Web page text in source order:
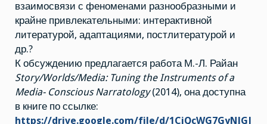
взаимосвязи с феноменами разнообразными и
крайне привлекательными: интерактивной
литературой, адаптациями, постлитературой и
др.?
К обсуждению предлагается работа М.-Л. Райан
Story/Worlds/Media: Tuning the Instruments of a
Media- Conscious Narratology(2014), она доступна
в книге по ссылке:
https://drive.google.com/file/d/1CjQcWG7GyNJGJ